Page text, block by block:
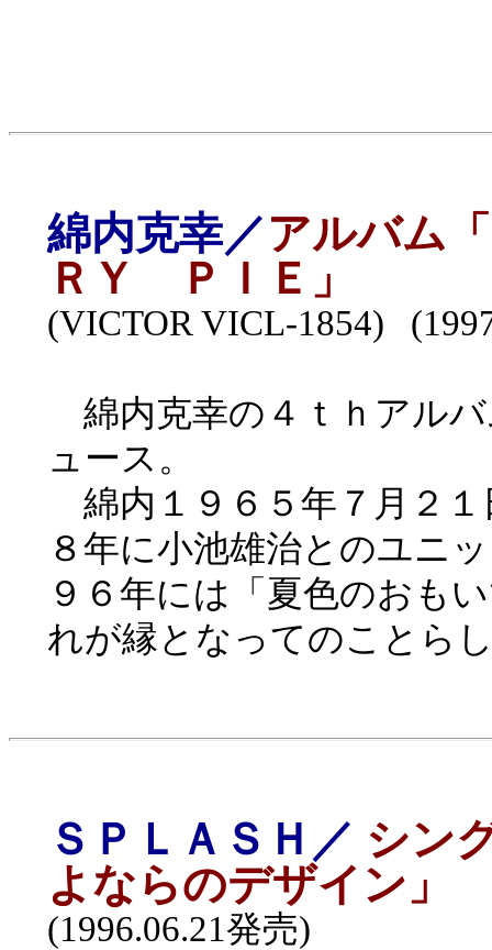
綿内克幸／アルバム
ＲＹ ＰＩＥ」
(VICTOR VICL-1854)
綿内克幸の４ｔｈアル
ュース。
綿内１９６５年７月２１
８年に小池雄治とのユニ
９６年には「夏色のおも
れが縁となってのことら
ＳＰＬＡＳＨ／ シン
よならのデザイン」
(1996.06.21発売)